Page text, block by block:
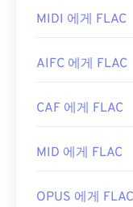
다.Elmedia Player
최초 출시:1991년
유용한 링크:
https://
프로그래밍 인터
저작권 관리(DRM)
있습니다. 마지
개발자: Xiph.Org
최초 출시:2001년
MIDI 에게 FLAC
AIFC 에게 FLAC
CAF 에게 FLAC
MID 에게 FLAC
OPUS 에게 FLAC